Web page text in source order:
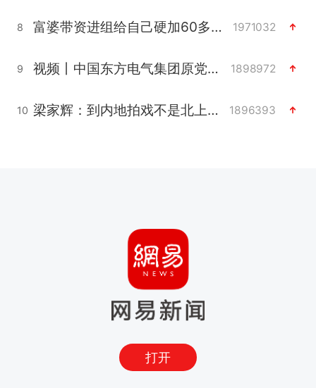
8 富婆带资进组给自己硬加60多场吻戏 1971032
9 视频丨中国东方电气集团原党组副书记、董事宋致远被查 1898972
10 梁家辉：到内地拍戏不是北上是回归 1896393
打开